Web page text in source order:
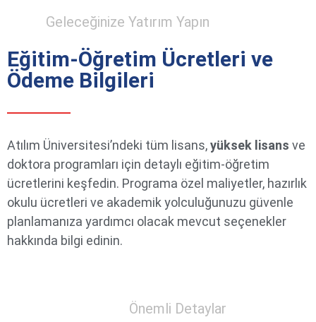
Geleceğinize Yatırım Yapın
Eğitim-Öğretim Ücretleri ve
Ödeme Bilgileri
Atılım Üniversitesi’ndeki tüm lisans,yüksek lisans ve
doktora programları için detaylı eğitim-öğretim
ücretlerini keşfedin. Programa özel maliyetler, hazırlık
okulu ücretleri ve akademik yolculuğunuzu güvenle
planlamanıza yardımcı olacak mevcut seçenekler
hakkında bilgi edinin.
Önemli Detaylar